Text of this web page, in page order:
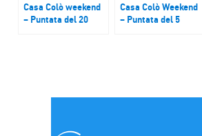
Casa Colò weekend
– Puntata del 20
Casa Colò Weekend
– Puntata del 5